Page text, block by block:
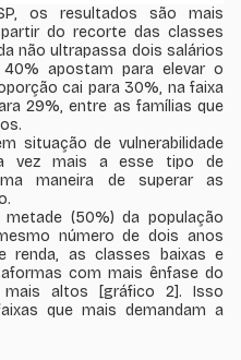
os resultados são mais
do recorte das classes
não ultrapassa dois salários
apostam para elevar o
cai para 30%, na faixa
29%, entre as famílias que
situação de vulnerabilidade
vez mais a esse tipo de
maneira de superar as
(50%) da população
número de dois anos
renda, as classes baixas e
com mais ênfase do
mais altos [gráfico 2]. Isso
que mais demandam a